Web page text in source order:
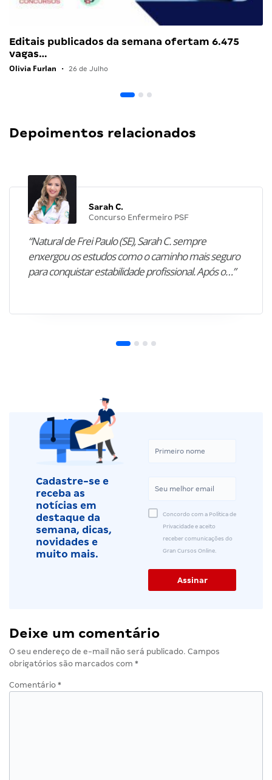
Editais publicados da semana ofertam 6.475
vagas…
Olivia Furlan • 26 de Julho
Depoimentos relacionados
Sarah C.
Concurso Enfermeiro PSF
“Natural de Frei Paulo (SE), Sarah C. sempre
enxergou os estudos como o caminho mais seguro
para conquistar estabilidade profissional. Após o…”
Cadastre-se e
receba as
notícias em
destaque da
semana, dicas,
novidades e
muito mais.
Concordo com a Política de
Privacidade e aceito
receber comunicações do
Gran Cursos Online.
Deixe um comentário
O seu endereço de e-mail não será publicado. Campos
obrigatórios são marcados com *
Comentário *